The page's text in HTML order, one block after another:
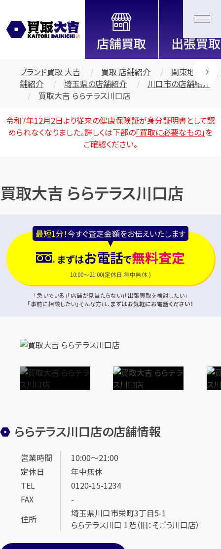
全国2200店舗以上展開中！
信頼と実績の買取専門店「買取大
吉」
カンタン無料
ブランド買取 大吉 買取 店舗紹介
関東地区の店
舗紹介
埼玉県の店舗紹介
川口市の店舗紹介
買取大吉 ららテラス川口店
令和7年12月2日より従来の健康保険証が身分証明書として認
められなくなりました。詳しくは下部の「買取に必要なもの」を
ご確認ください。
買取大吉 ららテラス川口店
最短1分！今すぐ査定金額をお伝えいたします
まずはお電話で無料査定
10:00～21:00(定休日:年中無休 )
「急いでいる」「店舗が見当たらない」「出張買取を検討したい」
「事前に相談したい」そんな方は、 まずはお気軽にお電話ください！
ららテラス川口店の店舗情報
営業時間
10:00～21:00
定休日
年中無休
TEL
0120-15-1234
FAX
-
住所
埼玉県川口市栄町3丁目5-1
ららテラス川口 1階（旧：そごう川口店）